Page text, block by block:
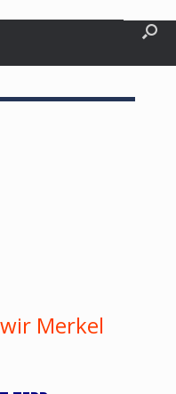
Merkel